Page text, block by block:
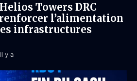
Helios Towers DRC
l’alimentation
infrastructures
y a